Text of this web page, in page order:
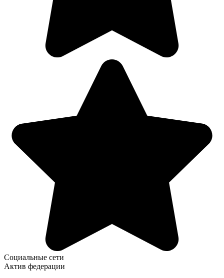
Социальные сети
Актив федерации